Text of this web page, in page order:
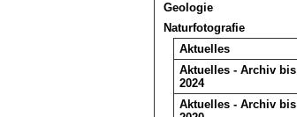
Geologie
Naturfotografie
Aktuelles
Aktuelles - Archiv bis
2024
Aktuelles - Archiv bis